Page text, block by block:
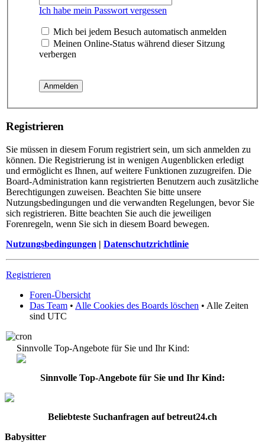
Ich habe mein Passwort vergessen
Mich bei jedem Besuch automatisch anmelden
Meinen Online-Status während dieser Sitzung
verbergen
Registrieren
Sie müssen in diesem Forum registriert sein, um sich anmelden zu
können. Die Registrierung ist in wenigen Augenblicken erledigt
und ermöglicht es Ihnen, auf weitere Funktionen zuzugreifen. Die
Board-Administration kann registrierten Benutzern auch zusätzliche
Berechtigungen zuweisen. Beachten Sie bitte unsere
Nutzungsbedingungen und die verwandten Regelungen, bevor Sie
sich registrieren. Bitte beachten Sie auch die jeweiligen
Forenregeln, wenn Sie sich in diesem Board bewegen.
Nutzungsbedingungen | Datenschutzrichtlinie
Registrieren
Foren-Übersicht
Das Team • Alle Cookies des Boards löschen • Alle Zeiten
sind UTC
Sinnvolle Top-Angebote für Sie und Ihr Kind:
Sinnvolle Top-Angebote für Sie und Ihr Kind:
Beliebteste Suchanfragen aufbetreut24.ch
Babysitter